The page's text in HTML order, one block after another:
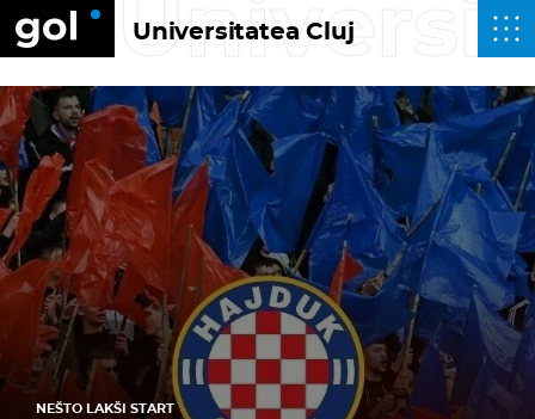
Universitatea Cluj
NEŠTO LAKŠI START